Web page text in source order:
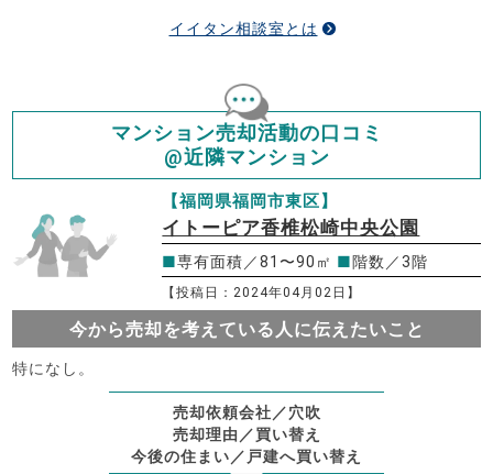
イイタン相談室とは
マンション売却活動の口コミ
@近隣マンション
【福岡県福岡市東区】
イトーピア香椎松崎中央公園
■専有面積／81〜90㎡ ■階数／3階
【投稿日：2024年04月02日】
今から売却を考えている人に伝えたいこと
特になし。
売却依頼会社／穴吹
売却理由／買い替え
今後の住まい／戸建へ買い替え